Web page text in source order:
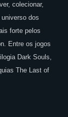
colecionar,
dos
forte pelos
Entre os jogos
Dark Souls,
The Last of